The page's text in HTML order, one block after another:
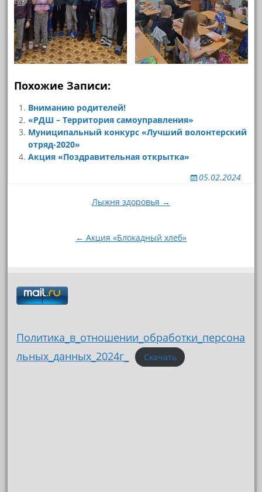
Похожие Записи:
Вниманию родителей!
«РДШ – Территория самоуправления»
Муниципальный конкурс «Лучший волонтерский
отряд-2020»
Акция «Поздравительная открытка»
05.02.2024
Лыжня здоровья →
← Акция «Блокадный хлеб»
Политика_в_отношении_обработки_персона
льных_данных_2024г_
Скачать